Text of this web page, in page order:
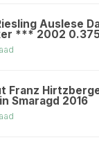
Auslese
*** 2002
Franz
Smaragd 2016